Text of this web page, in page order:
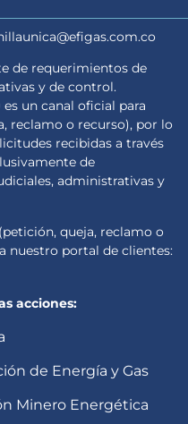
de requerimientos de
y de control.
un canal oficial para
reclamo o recurso), por lo
recibidas a través
de
administrativas y
queja, reclamo o
nuestro portal de clientes:
acciones:
de Energía y Gas
Minero Energética